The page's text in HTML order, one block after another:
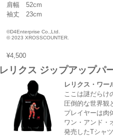
肩幅 52cm
袖丈 23cm
©D4Enterprise Co.,Ltd.
© 2023 XROSSCOUNTER.
¥4,500
レリクス ジップアップパ
レリクス・ワー
ここは謎だらけ
圧倒的な世界観
プレイヤーは肉
ワン・アンド・
発売したTシャ